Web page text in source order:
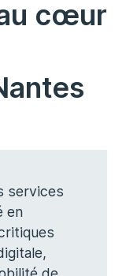
cœur
services
en